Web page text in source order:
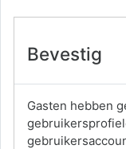
Bevestig
Gasten hebben